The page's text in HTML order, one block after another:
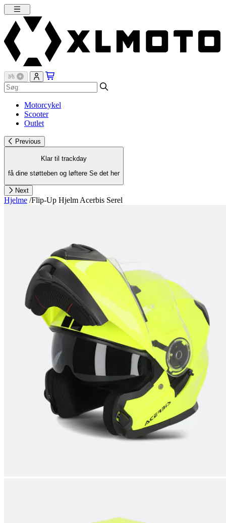
Motorcykel
Scooter
Outlet
Previous
Klar til trackday
få dine støtteben og løftere Se det her
Next
Hjelme /Flip-Up Hjelm Acerbis Serel